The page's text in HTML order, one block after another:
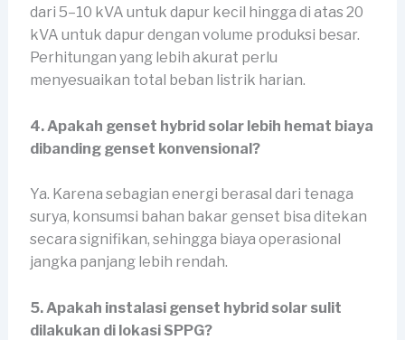
dari 5–10 kVA untuk dapur kecil hingga di atas 20
kVA untuk dapur dengan volume produksi besar.
Perhitungan yang lebih akurat perlu
menyesuaikan total beban listrik harian.
4. Apakah genset hybrid solar lebih hemat biaya
dibanding genset konvensional?
Ya. Karena sebagian energi berasal dari tenaga
surya, konsumsi bahan bakar genset bisa ditekan
secara signifikan, sehingga biaya operasional
jangka panjang lebih rendah.
5. Apakah instalasi genset hybrid solar sulit
dilakukan di lokasi SPPG?